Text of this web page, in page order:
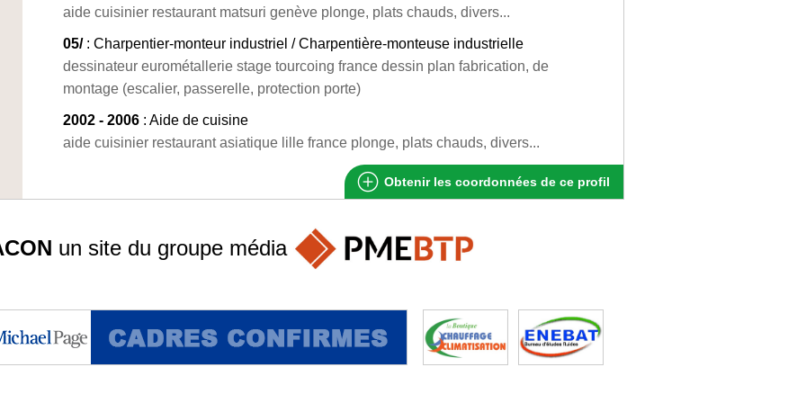
aide cuisinier restaurant matsuri genève plonge, plats chauds, divers...
05/: Charpentier-monteur industriel / Charpentière-monteuse industrielle
dessinateur eurométallerie stage tourcoing france dessin plan fabrication, de
montage (escalier, passerelle, protection porte)
2002 - 2006 : Aide de cuisine
aide cuisinier restaurant asiatique lille france plonge, plats chauds, divers...
Obtenir les coordonnées de ce profil
un site du groupe média